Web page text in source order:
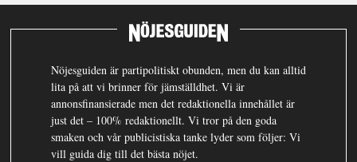
Nöjesguiden är partipolitiskt obunden, men du kan alltid
lita på att vi brinner för jämställdhet. Vi är
annonsfinansierade men det redaktionella innehållet är
just det – 100% redaktionellt. Vi tror på den goda
smaken och vår publicistiska tanke lyder som följer: Vi
vill guida dig till det bästa nöjet.